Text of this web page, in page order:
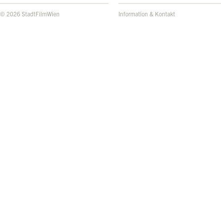
© 2026 StadtFilmWien Information & Kontakt